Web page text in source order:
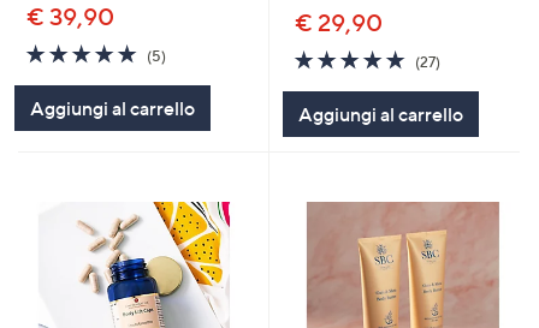
€ 39,90
5.0
of
Stars
(5)
Aggiungi al carrello
€ 29,90
4.7
of
5
Stars
(27)
Aggiungi al carrello